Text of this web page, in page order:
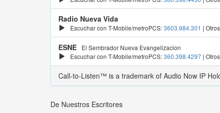
Radio Nueva Vida
Escuchar con T-Mobile/metroPCS:3603.984.301 |
ESNE
El Sembrador Nueva Evangelizacion
Escuchar con T-Mobile/metroPCS:360.398.4297 |
Call-to-Listen™ is a trademark of Audio Now IP
De Nuestros Escritores